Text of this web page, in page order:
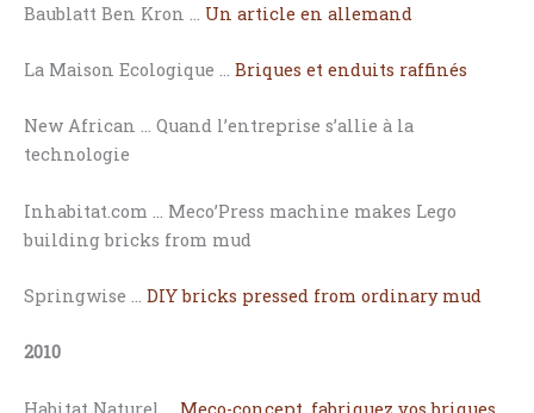
Baublatt Ben Kron … Un article en allemand
La Maison Ecologique … Briques et enduits raffinés
New African … Quand l’entreprise s’allie à la
technologie
Inhabitat.com … Meco’Press machine makes Lego
building bricks from mud
Springwise … DIY bricks pressed from ordinary mud
2010
Habitat Naturel … Meco-concept, fabriquez vos briques